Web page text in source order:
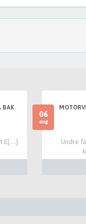
BAK
E[…]
06
aug
Undre